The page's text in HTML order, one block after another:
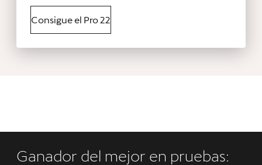
Consigue el Pro 22
Ganador del mejor en pruebas: